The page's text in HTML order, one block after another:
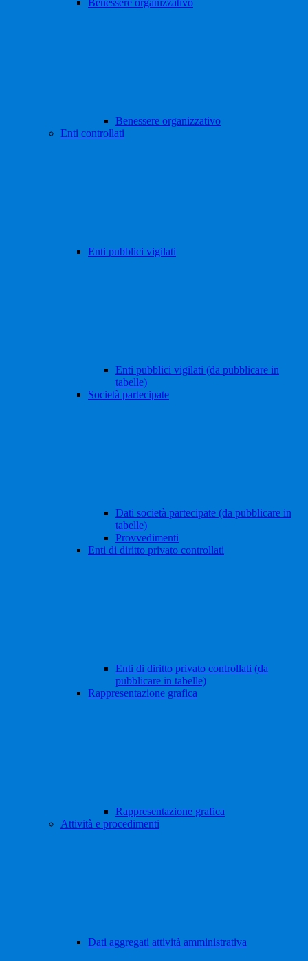
Benessere organizzativo
Benessere organizzativo
Enti controllati
Enti pubblici vigilati
Enti pubblici vigilati (da pubblicare in
tabelle)
Società partecipate
Dati società partecipate (da pubblicare in
tabelle)
Provvedimenti
Enti di diritto privato controllati
Enti di diritto privato controllati (da
pubblicare in tabelle)
Rappresentazione grafica
Rappresentazione grafica
Attività e procedimenti
Dati aggregati attività amministrativa